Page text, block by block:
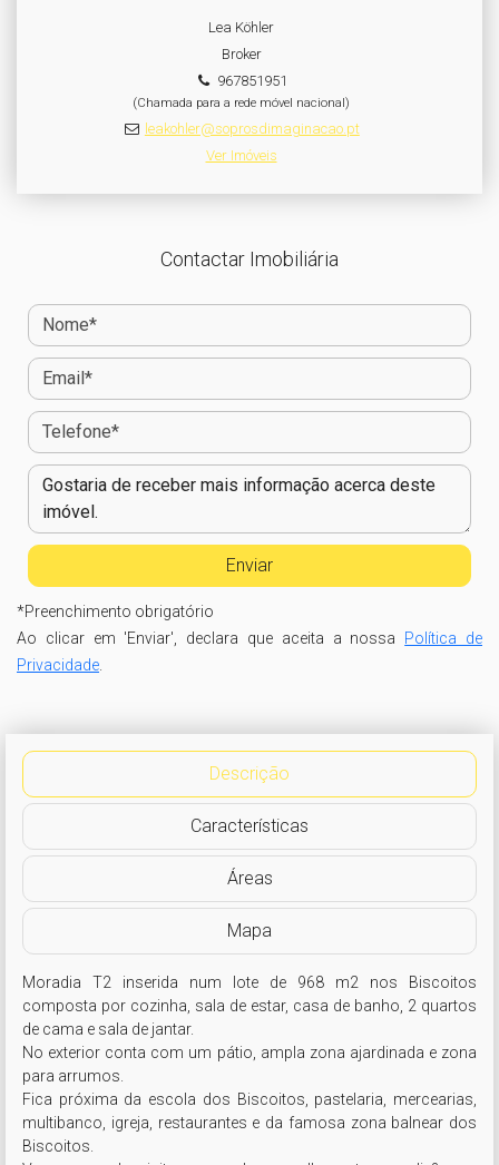
Lea Köhler
Broker
967851951
(Chamada para a rede móvel nacional)
leakohler@soprosdimaginacao.pt
Ver Imóveis
Contactar Imobiliária
*Preenchimento obrigatório
Ao clicar em 'Enviar', declara que aceita a nossa Política de
Privacidade.
Descrição
Características
Áreas
Mapa
Moradia T2 inserida num lote de 968 m2 nos Biscoitos
composta por cozinha, sala de estar, casa de banho, 2 quartos
de cama e sala de jantar.
No exterior conta com um pátio, ampla zona ajardinada e zona
para arrumos.
Fica próxima da escola dos Biscoitos, pastelaria, mercearias,
multibanco, igreja, restaurantes e da famosa zona balnear dos
Biscoitos.